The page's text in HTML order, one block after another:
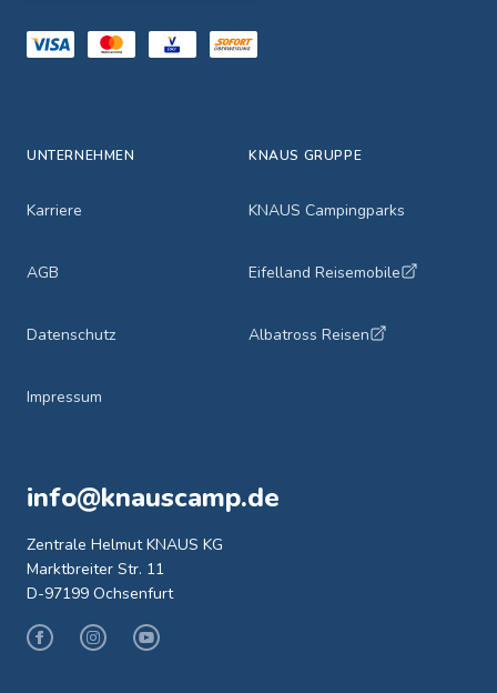
UNTERNEHMEN
Karriere
AGB
Datenschutz
Impressum
KNAUS GRUPPE
KNAUS Campingparks
Eifelland Reisemobile
Albatross Reisen
info@knauscamp.de
Zentrale Helmut KNAUS KG
Marktbreiter Str. 11
D-97199 Ochsenfurt
FacebookInstagramYoutube